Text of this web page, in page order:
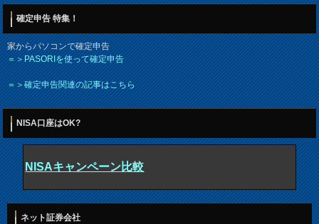
確定申告 特集！
家からパソコンで確定申告
＝＞PASORIを使って確定申告
＝＞確定申告関連の記事はこちら
NISA口座はOK?
NISAキャンペーン比較
ネット証券会社